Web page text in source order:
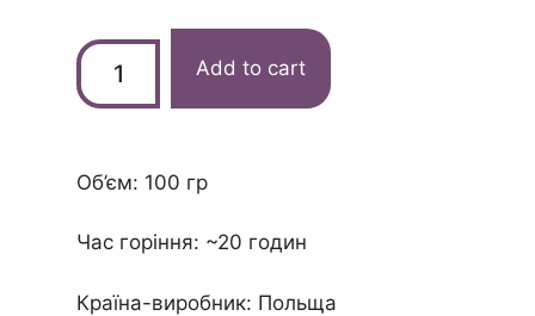
Add to cart
Об’єм: 100 гр
Час горіння: ~20 годин
Країна-виробник: Польща